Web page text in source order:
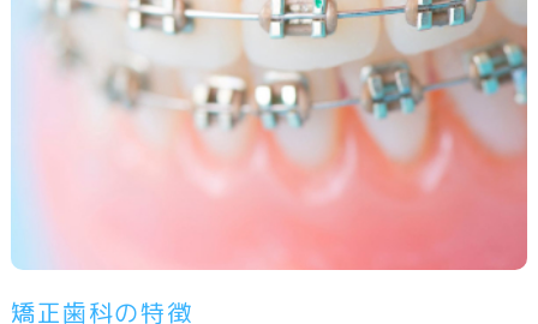
矯正歯科の特徴